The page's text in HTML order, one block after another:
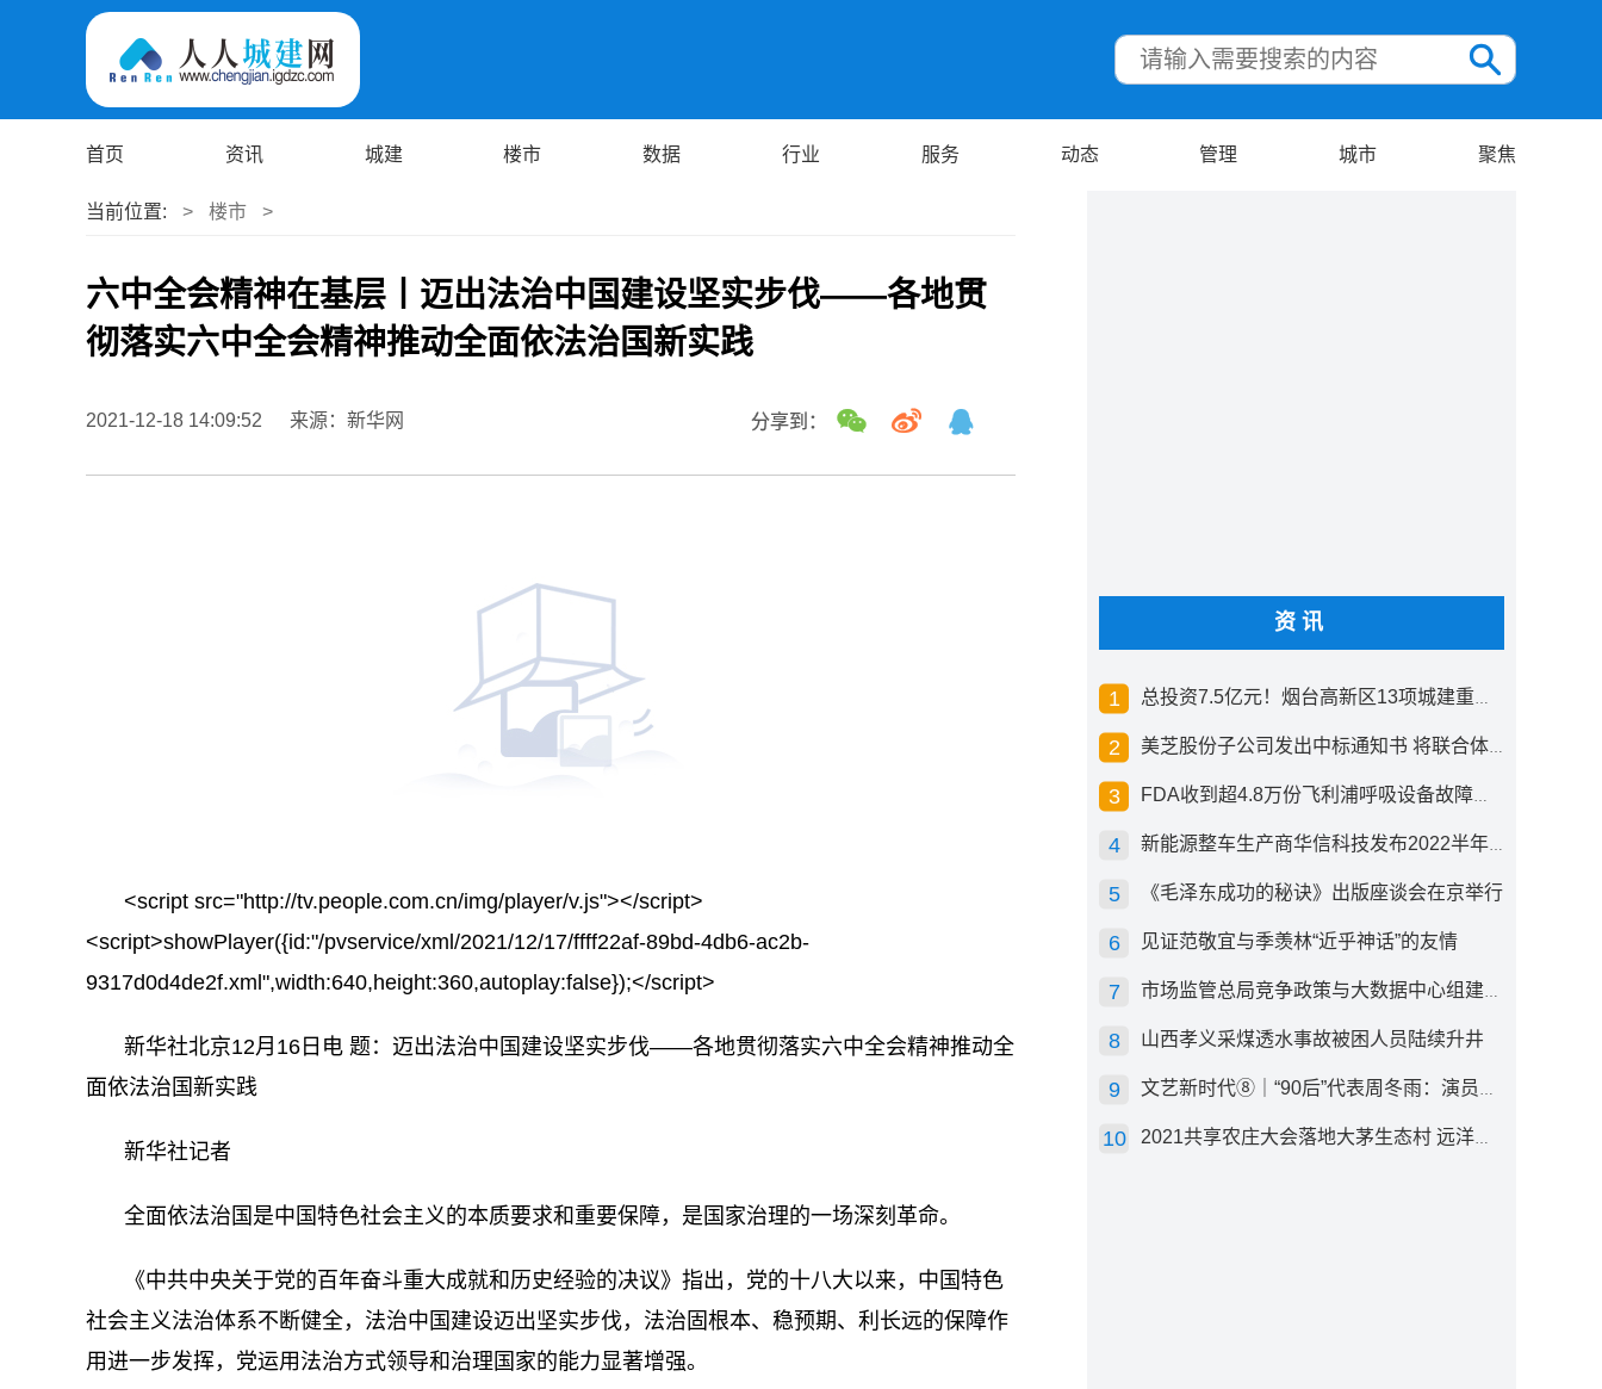
首页 资讯 城建 楼市 数据 行业 服务 动态 管理 城市 聚焦
当前位置: > 楼市 >
六中全会精神在基层丨迈出法治中国建设坚实步伐——各地贯
彻落实六中全会精神推动全面依法治国新实践
2021-12-18 14:09:52 来源：新华网 分享到：
<script src="http://tv.people.com.cn/img/player/v.js"></script>
<script>showPlayer({id:"/pvservice/xml/2021/12/17/ffff22af-89bd-4db6-ac2b-
9317d0d4de2f.xml",width:640,height:360,autoplay:false});</script>
新华社北京12月16日电 题：迈出法治中国建设坚实步伐——各地贯彻落实六中全会精神推动全
面依法治国新实践
新华社记者
全面依法治国是中国特色社会主义的本质要求和重要保障，是国家治理的一场深刻革命。
《中共中央关于党的百年奋斗重大成就和历史经验的决议》指出，党的十八大以来，中国特色
社会主义法治体系不断健全，法治中国建设迈出坚实步伐，法治固根本、稳预期、利长远的保障作
用进一步发挥，党运用法治方式领导和治理国家的能力显著增强。
资讯
总投资7.5亿元！烟台高新区13项城建重点工程开工
美芝股份子公司发出中标通知书 将联合体中标1.36亿元总承包项目
FDA收到超4.8万份飞利浦呼吸设备故障报告 其中44份死亡案例
新能源整车生产商华信科技发布2022半年度报告 同比下滑2.92%
《毛泽东成功的秘诀》出版座谈会在京举行
见证范敬宜与季羡林“近乎神话”的友情
市场监管总局竞争政策与大数据中心组建成立
山西孝义采煤透水事故被困人员陆续升井
文艺新时代⑧｜“90后”代表周冬雨：演员心里有底，得靠体验生活
2021共享农庄大会落地大茅生态村 远洋集团打造“乡村振兴”样板